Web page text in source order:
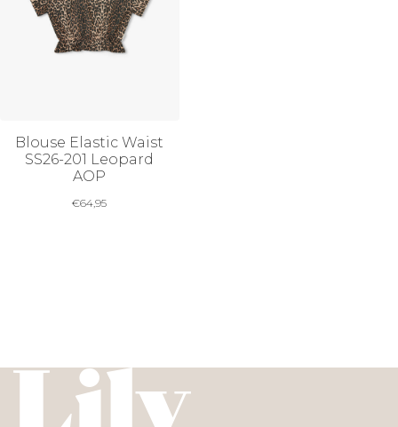
Blouse Elastic Waist
SS26-201 Leopard
AOP
€64,95